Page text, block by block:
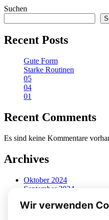
Suchen
Recent Posts
Gute Form
Starke Routinen
05
04
01
Recent Comments
Es sind keine Kommentare
Archives
Oktober 2024
September 2024
Juli 2024